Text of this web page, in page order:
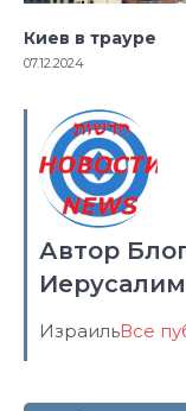
Киев в трауре
07.12.2024
Автор
ИзраильВсе